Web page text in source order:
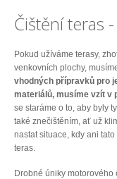
Čištění teras
Pokud užíváme terasy,
venkovních plochy,
vhodných přípravků pro
materiálů, musíme vzít v
se staráme o to, aby byly
také znečištěním, ať už
nastat situace, kdy ani
teras.
Drobné úniky